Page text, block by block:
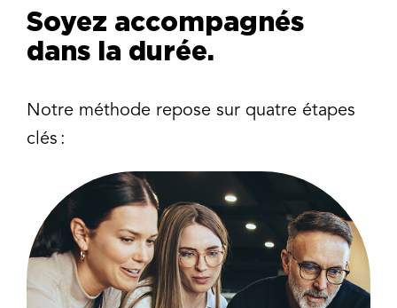
Soyez accompagnés
dans la durée.
Notre méthode repose sur quatre étapes
clés :